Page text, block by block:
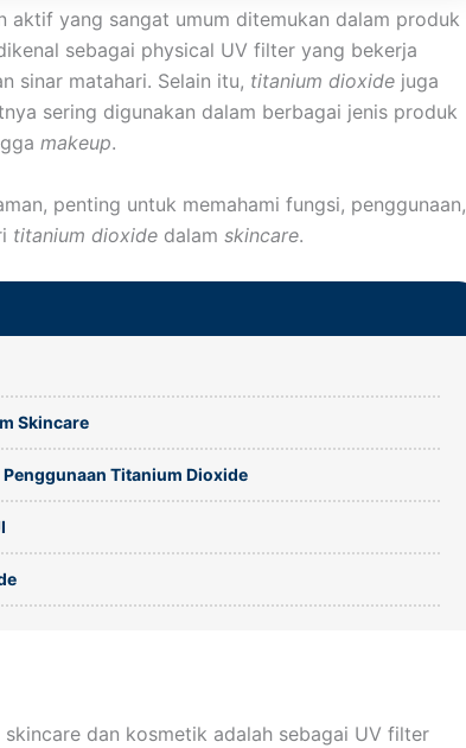
aktif yang sangat umum ditemukan dalam produk
sebagai physical UV filter yang bekerja
sinar matahari. Selain itu, titanium dioxide juga
sering digunakan dalam berbagai jenis produk
makeup.
penting untuk memahami fungsi, penggunaan,
titanium dioxide dalam skincare.
Skincare
Titanium Dioxide
dan kosmetik adalah sebagai UV filter